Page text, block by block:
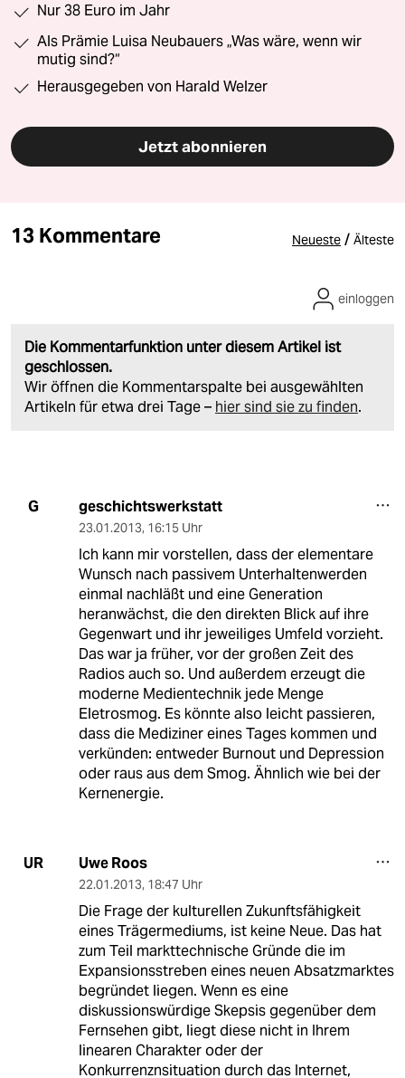
Nur 38 Euro im Jahr
Als Prämie Luisa Neubauers „Was wäre, wenn wir
mutig sind?“
Herausgegeben von Harald Welzer
Jetzt abonnieren
13 Kommentare Neueste / Älteste
Die Kommentarfunktion unter diesem Artikel ist
geschlossen.
Wir öffnen die Kommentarspalte bei ausgewählten
Artikeln für etwa drei Tage – hier sind sie zu finden.
einloggen
G geschichtswerkstatt
23.01.2013, 16:15 Uhr
Ich kann mir vorstellen, dass der elementare
Wunsch nach passivem Unterhaltenwerden
einmal nachläßt und eine Generation
heranwächst, die den direkten Blick auf ihre
Gegenwart und ihr jeweiliges Umfeld vorzieht.
Das war ja früher, vor der großen Zeit des
Radios auch so. Und außerdem erzeugt die
moderne Medientechnik jede Menge
Eletrosmog. Es könnte also leicht passieren,
dass die Mediziner eines Tages kommen und
verkünden: entweder Burnout und Depression
oder raus aus dem Smog. Ähnlich wie bei der
Kernenergie.
UR Uwe Roos
22.01.2013, 18:47 Uhr
Die Frage der kulturellen Zukunftsfähigkeit
eines Trägermediums, ist keine Neue. Das hat
zum Teil markttechnische Gründe die im
Expansionsstreben eines neuen Absatzmarktes
begründet liegen. Wenn es eine
diskussionswürdige Skepsis gegenüber dem
Fernsehen gibt, liegt diese nicht in Ihrem
linearen Charakter oder der
Konkurrenznsituation durch das Internet,